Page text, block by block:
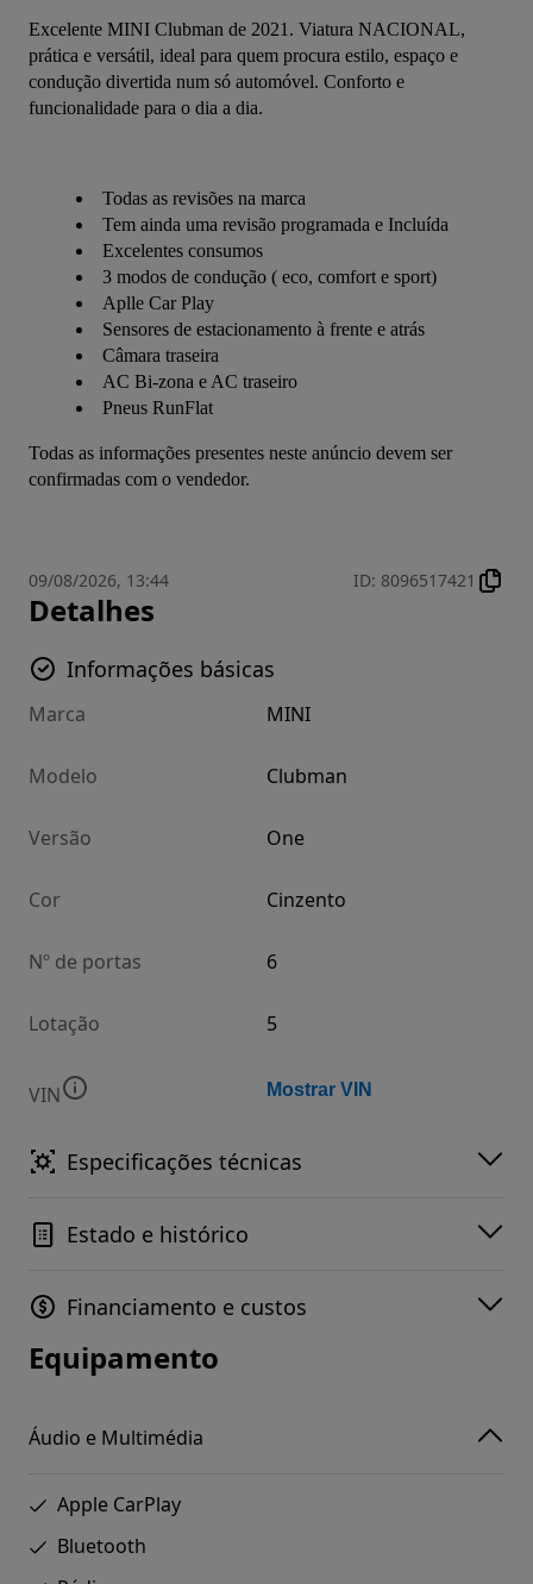
Excelente MINI Clubman de 2021. Viatura NACIONAL,
prática e versátil, ideal para quem procura estilo, espaço e
condução divertida num só automóvel. Conforto e
funcionalidade para o dia a dia.
Todas as revisões na marca
Tem ainda uma revisão programada e Incluída
Excelentes consumos
3 modos de condução ( eco, comfort e sport)
Aplle Car Play
Sensores de estacionamento à frente e atrás
Câmara traseira
AC Bi-zona e AC traseiro
Pneus RunFlat
Todas as informações presentes neste anúncio devem ser
confirmadas com o vendedor.
09/08/2026, 13:44 ID: 8096517421
Detalhes
Informações básicas
Marca MINI
Modelo Clubman
Versão One
Cor Cinzento
Nº de portas 6
Lotação 5
VIN Mostrar VIN
Especificações técnicas
Estado e histórico
Financiamento e custos
Equipamento
Áudio e Multimédia
Apple CarPlay
Bluetooth